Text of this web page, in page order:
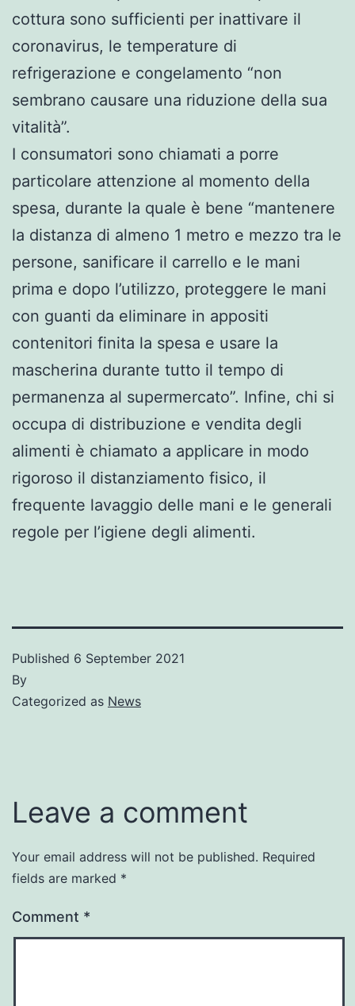
cottura sono sufficienti per inattivare il
coronavirus, le temperature di
refrigerazione e congelamento “non
sembrano causare una riduzione della sua
vitalità”.
I consumatori sono chiamati a porre
particolare attenzione al momento della
spesa, durante la quale è bene “mantenere
la distanza di almeno 1 metro e mezzo tra le
persone, sanificare il carrello e le mani
prima e dopo l’utilizzo, proteggere le mani
con guanti da eliminare in appositi
contenitori finita la spesa e usare la
mascherina durante tutto il tempo di
permanenza al supermercato”. Infine, chi si
occupa di distribuzione e vendita degli
alimenti è chiamato a applicare in modo
rigoroso il distanziamento fisico, il
frequente lavaggio delle mani e le generali
regole per l’igiene degli alimenti.
Published 6 September 2021
By
Categorized as News
Leave a comment
Your email address will not be published. Required
fields are marked *
Comment *